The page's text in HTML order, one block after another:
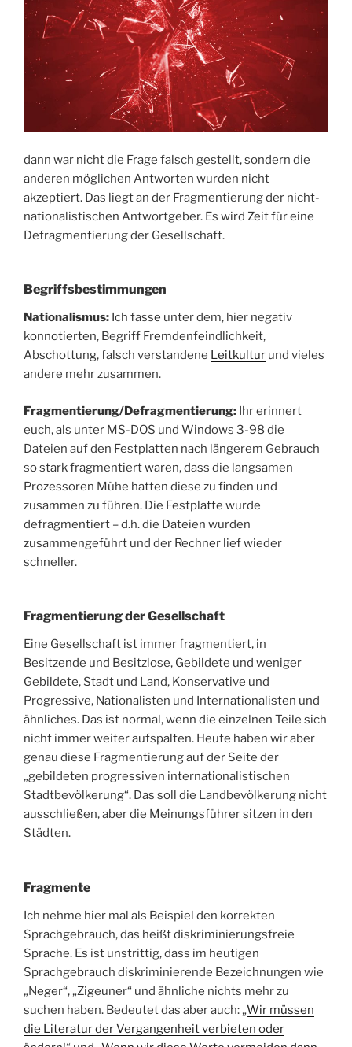
dann war nicht die Frage falsch gestellt, sondern die
anderen möglichen Antworten wurden nicht
akzeptiert. Das liegt an der Fragmentierung der nicht-
nationalistischen Antwortgeber. Es wird Zeit für eine
Defragmentierung der Gesellschaft.
Begriffsbestimmungen
Nationalismus: Ich fasse unter dem, hier negativ
konnotierten, Begriff Fremdenfeindlichkeit,
Abschottung, falsch verstandene Leitkultur und vieles
andere mehr zusammen.
Fragmentierung/Defragmentierung: Ihr erinnert
euch, als unter MS-DOS und Windows 3-98 die
Dateien auf den Festplatten nach längerem Gebrauch
so stark fragmentiert waren, dass die langsamen
Prozessoren Mühe hatten diese zu finden und
zusammen zu führen. Die Festplatte wurde
defragmentiert – d.h. die Dateien wurden
zusammengeführt und der Rechner lief wieder
schneller.
Fragmentierung der Gesellschaft
Eine Gesellschaft ist immer fragmentiert, in
Besitzende und Besitzlose, Gebildete und weniger
Gebildete, Stadt und Land, Konservative und
Progressive, Nationalisten und Internationalisten und
ähnliches. Das ist normal, wenn die einzelnen Teile sich
nicht immer weiter aufspalten. Heute haben wir aber
genau diese Fragmentierung auf der Seite der
„gebildeten progressiven internationalistischen
Stadtbevölkerung“. Das soll die Landbevölkerung nicht
ausschließen, aber die Meinungsführer sitzen in den
Städten.
Fragmente
Ich nehme hier mal als Beispiel den korrekten
Sprachgebrauch, das heißt diskriminierungsfreie
Sprache. Es ist unstrittig, dass im heutigen
Sprachgebrauch diskriminierende Bezeichnungen wie
„Neger“, „Zigeuner“ und ähnliche nichts mehr zu
suchen haben. Bedeutet das aber auch: „Wir müssen
die Literatur der Vergangenheit verbieten oder